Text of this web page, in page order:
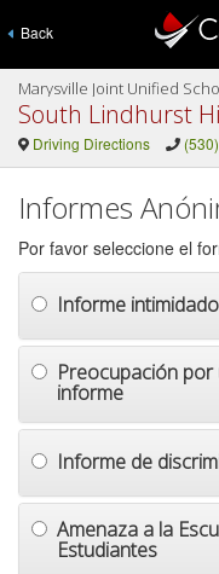
Back
Marysville Joint Unified
South Lindhurst
Driving Directions
Informes
Por favor seleccione el
Informe
Preocupación
informe
Informe de
Amenaza a la
Estudiantes